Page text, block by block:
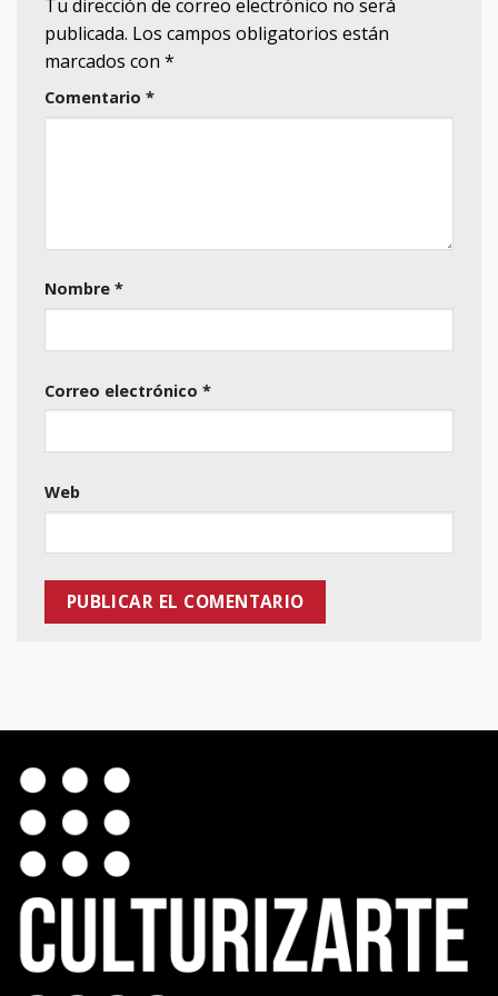
Tu dirección de correo electrónico no será
publicada. Los campos obligatorios están
marcados con *
Comentario *
Nombre *
Correo electrónico *
Web